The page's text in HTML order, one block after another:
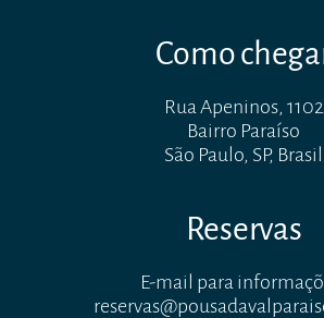
Como
Rua Apeninos, 1102
Bairro Paraíso
São Paulo, SP, Brasil
Reservas
E-mail para